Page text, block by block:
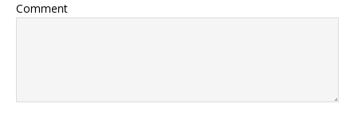
Comment